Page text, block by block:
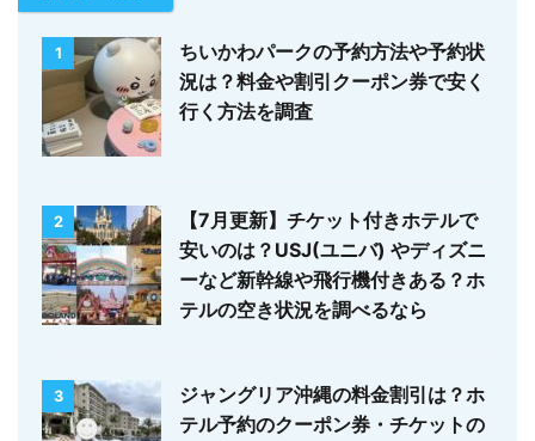
1
ちいかわパークの予約方法や予約状
況は？料金や割引クーポン券で安く
行く方法を調査
2
【7月更新】チケット付きホテルで
安いのは？USJ(ユニバ) やディズニ
ーなど新幹線や飛行機付きある？ホ
テルの空き状況を調べるなら
3
ジャングリア沖縄の料金割引は？ホ
テル予約のクーポン券・チケットの